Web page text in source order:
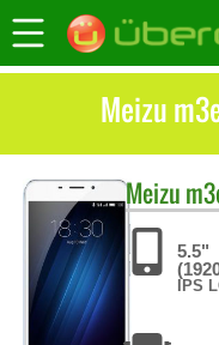
Meizu
Meizu
5.5"
IPS